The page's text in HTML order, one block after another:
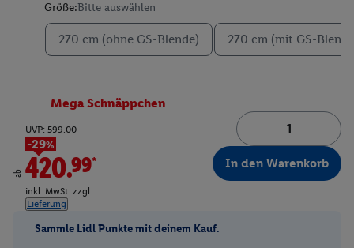
Größe:Bitte auswählen
270 cm (ohne GS-Blende) 270 cm (mit GS-
Mega Schnäppchen
ab
UVP: 599.00
-29%
420.99*
inkl. MwSt. zzgl.
Lieferung
In den Warenkorb
Sammle Lidl Punkte mit deinem Kauf.